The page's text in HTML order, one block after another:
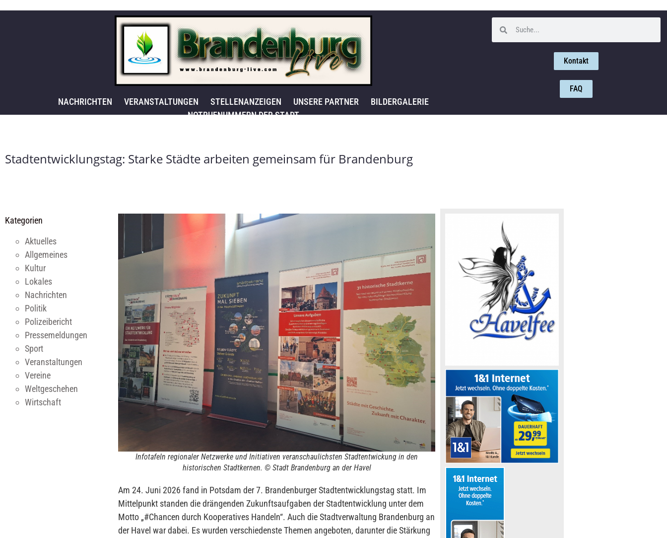
NACHRICHTEN VERANSTALTUNGEN STELLENANZEIGEN UNSERE PARTNER
BILDERGALERIE
NOTRUFNUMMERN DER STADT
Kontakt
FAQ
Stadtentwicklungstag: Starke Städte arbeiten gemeinsam für Brandenburg
Kategorien
Aktuelles
Allgemeines
Kultur
Lokales
Nachrichten
Politik
Polizeibericht
Pressemeldungen
Sport
Veranstaltungen
Vereine
Weltgeschehen
Wirtschaft
Infotafeln regionaler Netzwerke und Initiativen veranschaulichsten Stadtentwickung in den
historischen Stadtkernen. © Stadt Brandenburg an der Havel
Am 24. Juni 2026 fand in Potsdam der 7. Brandenburger Stadtentwicklungstag statt. Im
Mittelpunkt standen die drängenden Zukunftsaufgaben der Stadtentwicklung unter dem
Motto „#Chancen durch Kooperatives Handeln“. Auch die Stadtverwaltung Brandenburg an
der Havel war dabei. Es wurden verschiedenste Themen angeboten, darunter die Stärkung